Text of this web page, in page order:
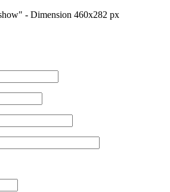
- Dimension 460x282 px